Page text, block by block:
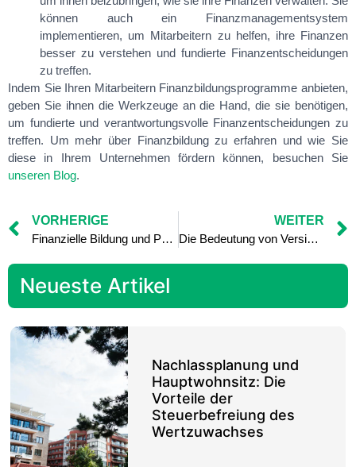
können auch ein Finanzmanagementsystem
implementieren, um Mitarbeitern zu helfen, ihre Finanzen
besser zu verstehen und fundierte Finanzentscheidungen
zu treffen.
Indem Sie Ihren Mitarbeitern Finanzbildungsprogramme anbieten,
geben Sie ihnen die Werkzeuge an die Hand, die sie benötigen,
um fundierte und verantwortungsvolle Finanzentscheidungen zu
treffen. Um mehr über Finanzbildung zu erfahren und wie Sie
diese in Ihrem Unternehmen fördern können, besuchen Sie
unseren Blog.
VORHERIGE
Finanzielle Bildung und Portfoliodiversifizierung: Wie Sie Ihre Investitionen streuen können
WEITER
Die Bedeutung von Versicherungen in Ihrem gesamten Finanzplan
Neueste Artikel
Nachlassplanung und
Hauptwohnsitz: Die
Vorteile der
Steuerbefreiung des
Wertzuwachses